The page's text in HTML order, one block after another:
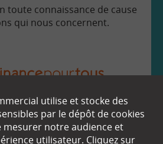
toute connaissance de cause
qui nous concernent.
EN SAVOIR
utilise et stocke des
par le dépôt de cookies
mesurer notre audience et
utilisateur. Cliquez sur